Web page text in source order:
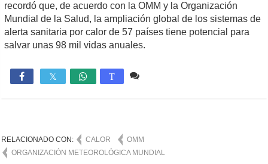
recordó que, de acuerdo con la OMM y la Organización
Mundial de la Salud, la ampliación global de los sistemas de
alerta sanitaria por calor de 57 países tiene potencial para
salvar unas 98 mil vidas anuales.
 T
RELACIONADO CON: CALOR
OMM
ORGANIZACIÓN METEOROLÓGICA MUNDIAL